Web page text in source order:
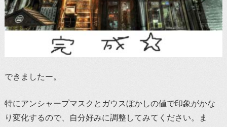
できましたー。
特にアンシャープマスクとガウスぼかしの値で印象がかな
り変化するので、自分好みに調整してみてください。ま